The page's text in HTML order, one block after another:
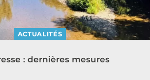
ACTUALITÉS
: dernières mesures